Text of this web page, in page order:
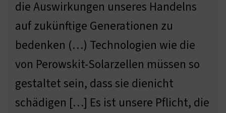
die Auswirkungen unseres Handelns
auf zukünftige Generationen zu
bedenken (…) Technologien wie die
von Perowskit-Solarzellen müssen so
gestaltet sein, dass sie dienicht
schädigen […] Es ist unsere Pflicht, die